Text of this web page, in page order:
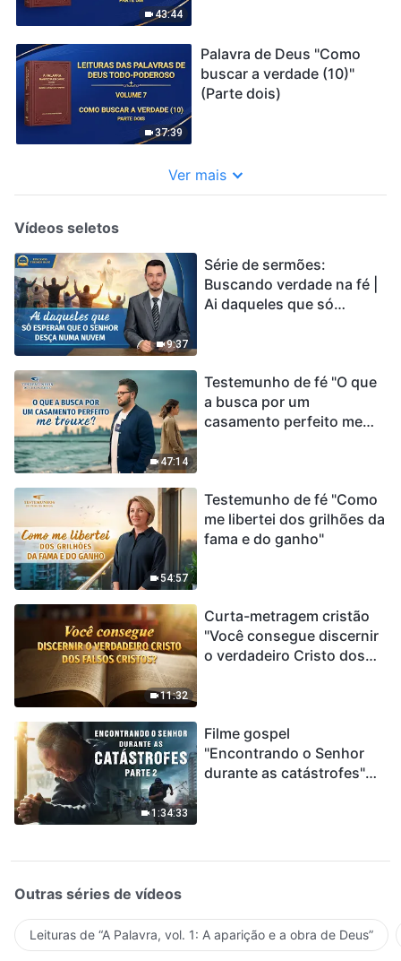
43:44
37:39
Palavra de Deus "Como
buscar a verdade (10)"
(Parte dois)
Ver mais
Vídeos seletos
9:37
Série de sermões:
Buscando verdade na fé |
Ai daqueles que só
47:14
Testemunho de fé "O que
a busca por um
casamento perfeito me
54:57
Testemunho de fé "Como
me libertei dos grilhões da
fama e do ganho"
11:32
Curta-metragem cristão
"Você consegue discernir
o verdadeiro Cristo dos
1:34:33
Filme gospel
"Encontrando o Senhor
durante as catástrofes"
encontrou uma maneira
de sobreviver?
Outras séries de vídeos
Leituras de “A Palavra, vol. 1: A aparição e a obra de Deus”